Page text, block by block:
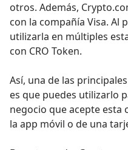
otros. Además,
con la compañía Visa. Al
utilizarla en múltiples
con CRO Token.
Así, una de las
es que puedes utilizarlo
negocio que acepte
la app móvil o de una